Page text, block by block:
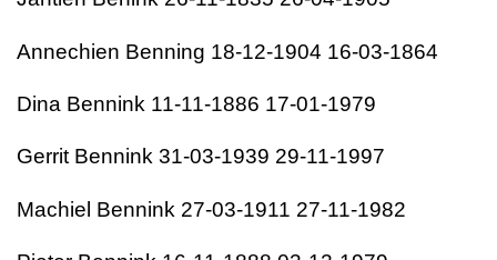
Annechien Benning 18-12-1904 16-03-1864
Dina Bennink 11-11-1886 17-01-1979
Gerrit Bennink 31-03-1939 29-11-1997
Machiel Bennink 27-03-1911 27-11-1982